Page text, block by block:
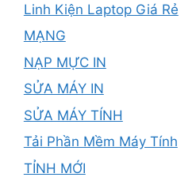
Linh Kiện Laptop Giá Rẻ
MẠNG
NẠP MỰC IN
SỬA MÁY IN
SỬA MÁY TÍNH
Tải Phần Mềm Máy Tính
TỈNH MỚI